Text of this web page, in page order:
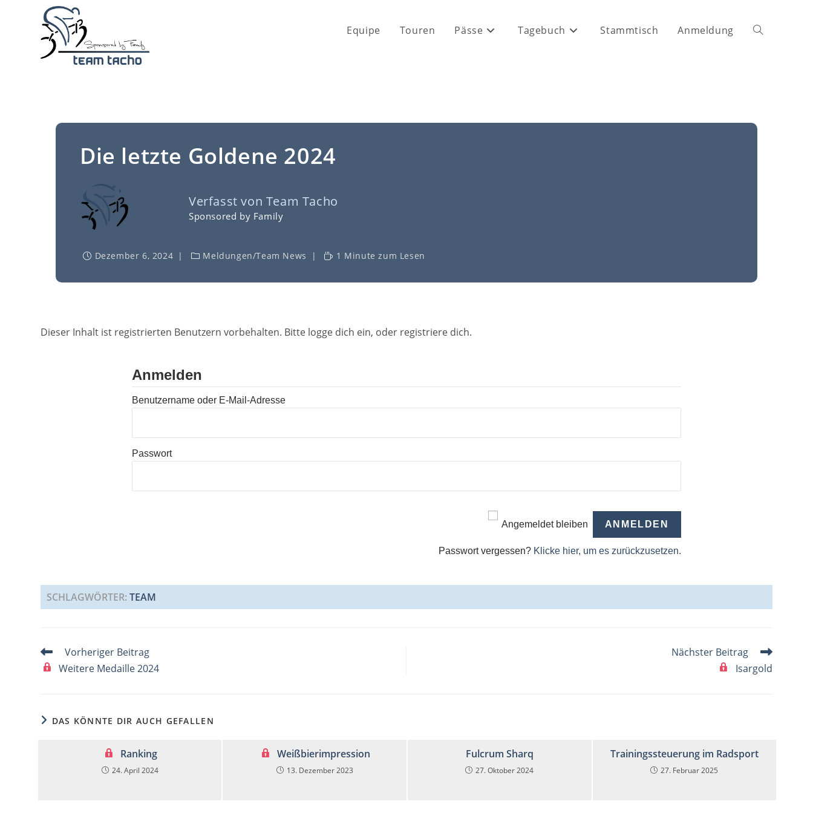
Equipe Touren Pässe Tagebuch Stammtisch Anmeldung Website-
umschalten
Die letzte Goldene 2024
Verfasst von Team Tacho
Sponsored by Family
Dezember 6, 2024 Meldungen/Team News 1 Minute zum Lesen
Dieser Inhalt ist registrierten Benutzern vorbehalten. Bitte logge dich ein, oder registriere dich.
Anmelden
Benutzername oder E-Mail-Adresse
Passwort
Angemeldet bleiben
Passwort vergessen? Klicke hier, um es zurückzusetzen.
SCHLAGWÖRTER:TEAM
Weitere
Artikel
ansehen
Vorheriger Beitrag
Weitere Medaille 2024
Nächster Beitrag
Isargold
DAS KÖNNTE DIR AUCH GEFALLEN
Ranking
24. April 2024
Weißbierimpression
13. Dezember 2023
Fulcrum Sharq
27. Oktober 2024
Trainingssteuerung im Radsport
27. Februar 2025